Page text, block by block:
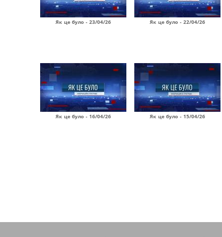
Як це було - 23/04/26 Як це було - 22/04/26
Як це було - 16/04/26 Як це було - 15/04/26